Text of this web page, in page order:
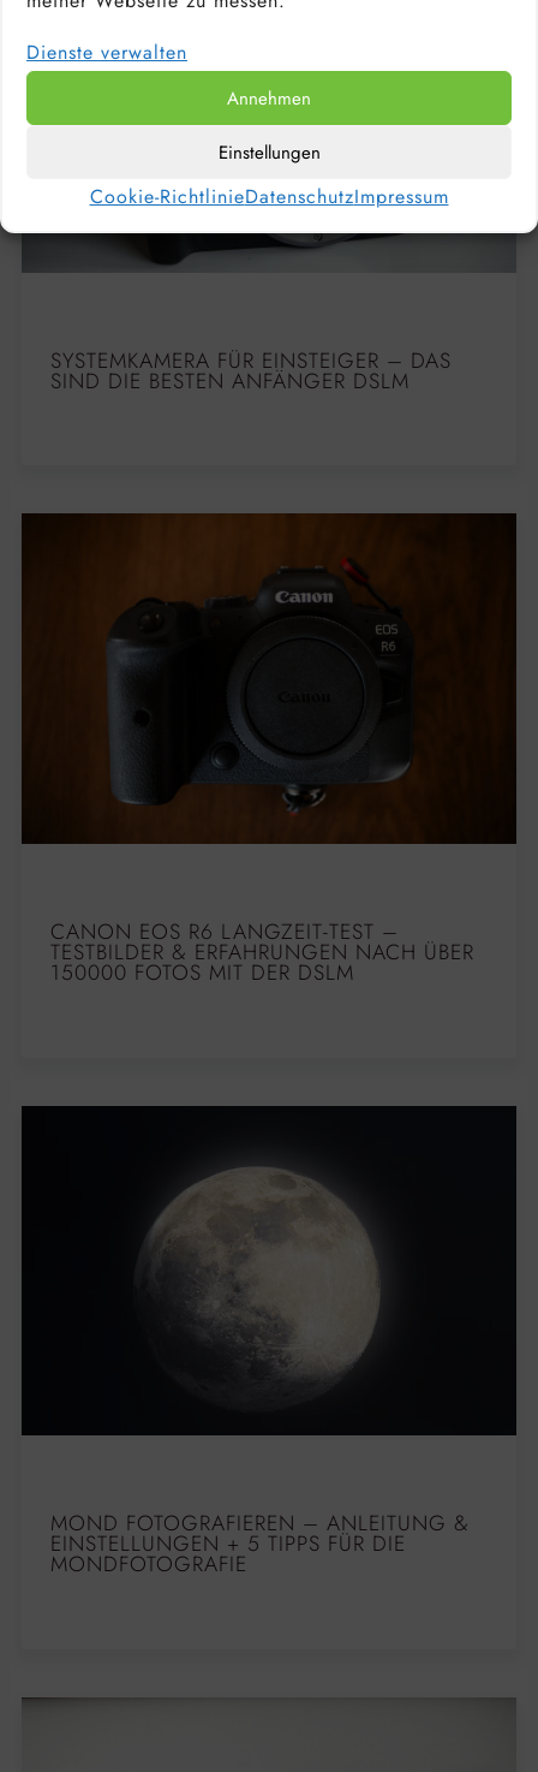
Dienste verwalten
Annehmen
Einstellungen
Cookie-RichtlinieDatenschutzImpressum
SYSTEMKAMERA FÜR EINSTEIGER – DAS
SIND DIE BESTEN ANFÄNGER DSLM
CANON EOS R6 LANGZEIT-TEST –
TESTBILDER & ERFAHRUNGEN NACH ÜBER
150000 FOTOS MIT DER DSLM
MOND FOTOGRAFIEREN – ANLEITUNG &
EINSTELLUNGEN + 5 TIPPS FÜR DIE
MONDFOTOGRAFIE